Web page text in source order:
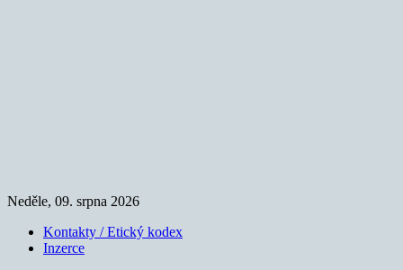
Neděle, 09. srpna 2026
Kontakty / Etický kodex
Inzerce